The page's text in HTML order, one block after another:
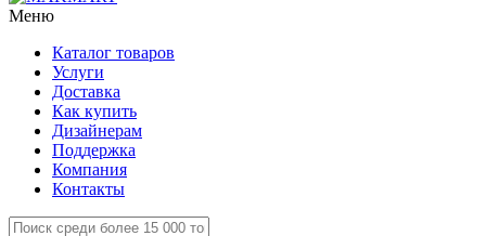
Меню
Каталог товаров
Услуги
Доставка
Как купить
Дизайнерам
Поддержка
Компания
Контакты